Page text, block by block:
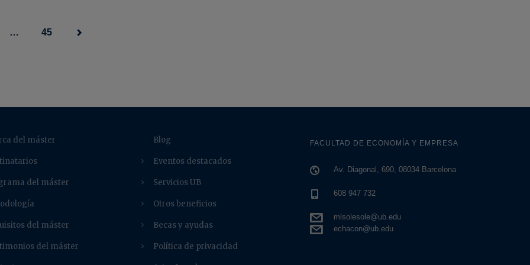
… 45
del máster
del máster
del máster
del máster
Blog
Eventos destacados
Servicios UB
Otros beneficios
Becas y ayudas
Política de privacidad
FACULTAD DE ECONOMÍA Y EMPRESA
Av. Diagonal, 690, 08034 Barcelona
608 947 732
mlsolesole@ub.edu
echacon@ub.edu